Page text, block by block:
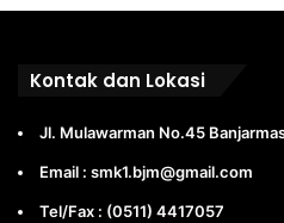
Kontak dan Lokasi
Jl. Mulawarman No.45
Email : smk1.bjm@gmail.com
Tel/Fax : (0511) 4417057